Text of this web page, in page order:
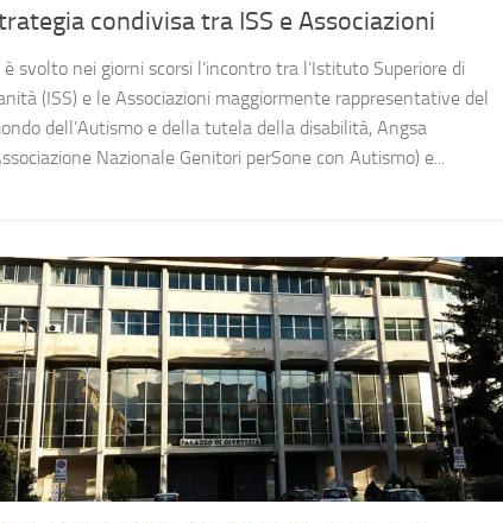
condivisa tra ISS e Associazioni
è svolto nei giorni scorsi l’incontro tra l’Istituto Superiore di
(ISS) e le Associazioni maggiormente rappresentative del
dell’Autismo e della tutela della disabilità, Angsa
Nazionale Genitori perSone con Autismo) e...